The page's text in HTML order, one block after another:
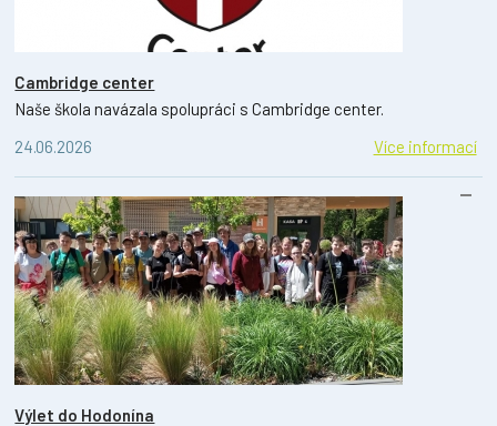
Cambridge center
Naše škola navázala spolupráci s Cambridge center.
24.06.2026
Více informací
Výlet do Hodonína